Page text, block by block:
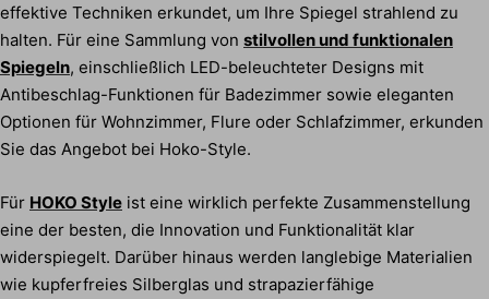
effektive Techniken erkundet, um Ihre Spiegel strahlend zu
halten. Für eine Sammlung von stilvollen und funktionalen
Spiegeln, einschließlich LED-beleuchteter Designs mit
Antibeschlag-Funktionen für Badezimmer sowie eleganten
Optionen für Wohnzimmer, Flure oder Schlafzimmer, erkunden
Sie das Angebot bei Hoko-Style.
Für HOKO Style ist eine wirklich perfekte Zusammenstellung
eine der besten, die Innovation und Funktionalität klar
widerspiegelt. Darüber hinaus werden langlebige Materialien
wie kupferfreies Silberglas und strapazierfähige